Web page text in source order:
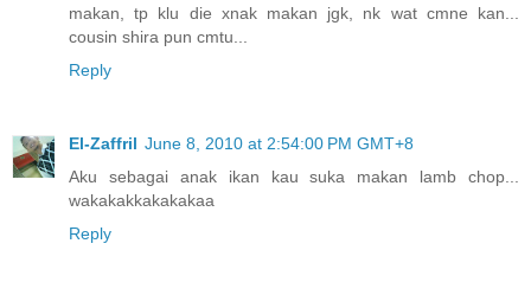
makan, tp klu die xnak makan jgk, nk wat cmne kan...
cousin shira pun cmtu...
Reply
El-Zaffril June 8, 2010 at 2:54:00 PM GMT+8
Aku sebagai anak ikan kau suka makan lamb chop...
wakakakkakakakaa
Reply